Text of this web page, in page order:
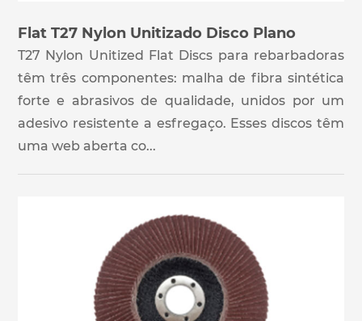
Flat T27 Nylon Unitizado Disco Plano
T27 Nylon Unitized Flat Discs para rebarbadoras
têm três componentes: malha de fibra sintética
forte e abrasivos de qualidade, unidos por um
adesivo resistente a esfregaço. Esses discos têm
uma web aberta co...